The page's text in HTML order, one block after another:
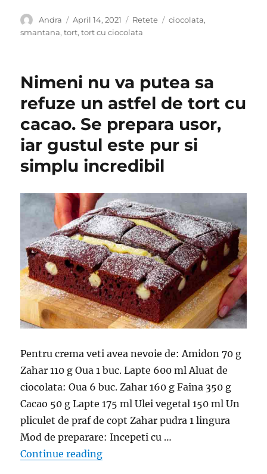
Author
Andra
Posted
on
April 14, 2021 Categories
Retete Tags
ciocolata,
smantana,tort,tort cu ciocolata
Nimeni nu va putea sa
refuze un astfel de tort cu
cacao. Se prepara usor,
iar gustul este pur si
simplu incredibil
Pentru crema veti avea nevoie de: Amidon 70 g
Zahar 110 g Oua 1 buc. Lapte 600 ml Aluat de
ciocolata: Oua 6 buc. Zahar 160 g Faina 350 g
Cacao 50 g Lapte 175 ml Ulei vegetal 150 ml Un
pliculet de praf de copt Zahar pudra 1 lingura
Mod de preparare: Incepeti cu …
Continue reading“Nimeni nu va putea sa refuze un